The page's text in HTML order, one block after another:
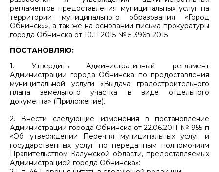
регламентов предоставления муниципальных услуг на
территории муниципального образования «Город
Обнинск»», а так же на основании письма прокуратуры
города Обнинска от 10.11.2015 № 5-396в-2015
ПОСТАНОВЛЯЮ:
1. Утвердить Административный регламент
Администрации города Обнинска по предоставления
муниципальной услуги «Выдача градостроительного
плана земельного участка в виде отдельного
документа» (Приложение).
2. Внести следующие изменения в постановление
Администрации города Обнинска от 22.06.2011 № 955-п
«Об утверждении Перечня муниципальных услуг и
государственных услуг по переданным полномочиям
Правительством Калужской области, предоставляемых
Администрацией города Обнинска»: